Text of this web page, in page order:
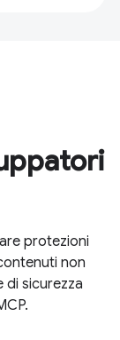
protezioni
non
di sicurezza